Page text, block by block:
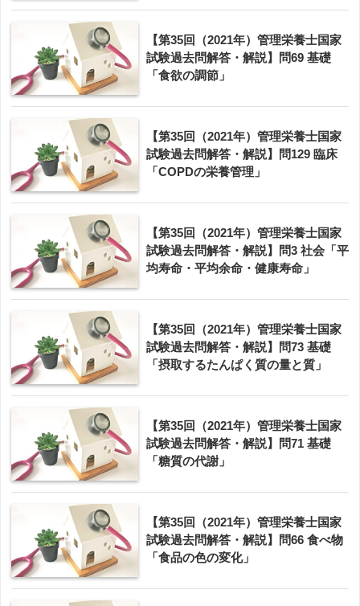
【第35回（2021年）管理栄養士国家
試験過去問解答・解説】問69 基礎
「食欲の調節」
【第35回（2021年）管理栄養士国家
試験過去問解答・解説】問129 臨床
「COPDの栄養管理」
【第35回（2021年）管理栄養士国家
試験過去問解答・解説】問3 社会「平
均寿命・平均余命・健康寿命」
【第35回（2021年）管理栄養士国家
試験過去問解答・解説】問73 基礎
「摂取するたんぱく質の量と質」
【第35回（2021年）管理栄養士国家
試験過去問解答・解説】問71 基礎
「糖質の代謝」
【第35回（2021年）管理栄養士国家
試験過去問解答・解説】問66 食べ物
「食品の色の変化」